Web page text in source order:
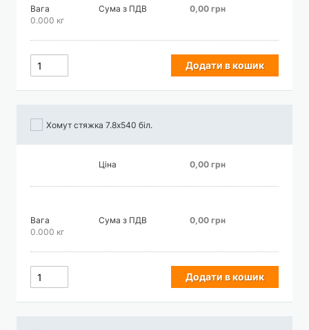
Вага
0.000 кг
Сума з ПДВ 0,00 грн
Додати в кошик
Хомут стяжка 7.8х540 біл.
Ціна 0,00 грн
Вага
0.000 кг
Сума з ПДВ 0,00 грн
Додати в кошик